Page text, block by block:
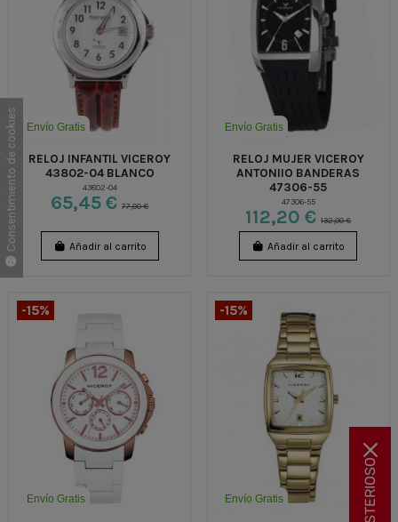
Envío Gratis
RELOJ INFANTIL VICEROY
43802-04 BLANCO
43802-04
65,45 €77,00 €
Añadir al carrito
Envío Gratis
RELOJ MUJER VICEROY
ANTONIIO BANDERAS
47306-55
47306-55
112,20 €132,00 €
Añadir al carrito
Envío Gratis
-15%
Envío Gratis
-15%
Consentimiento de cookies